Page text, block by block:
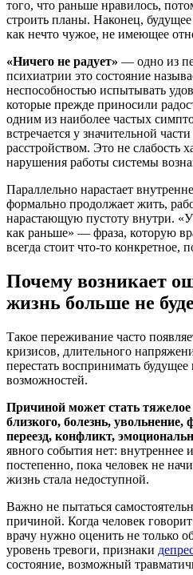
того, что раньше нравилось,
строить планы. Наконец,
как нечто чужое, не имеющее
«Ничего не радует» — одно из
психиатрии это состояние
неспособностью испытывать
которые прежде приносили
одним из наиболее частых
встречается у значительной
расстройством. Это не слабость
нарушения работы системы
Параллельно нарастает
формально продолжает жить,
нарастающую пустоту внутри.
как раньше» — фраза, которую
всегда стоит что-то конкретное,
Почему возникает
жизнь больше не
Такое переживание часто
кризисов, длительного
перестать воспринимать будущее
возможностей.
Причиной может стать тяжелое
близкого, болезнь,
переезд, конфликт,
явного события нет: внутреннее
постепенно, пока человек не
жизнь стала недоступной.
Важно не пытаться
причиной. Когда человек
врачу нужно оценить не только
уровень тревоги, признаки
состояние, возможный